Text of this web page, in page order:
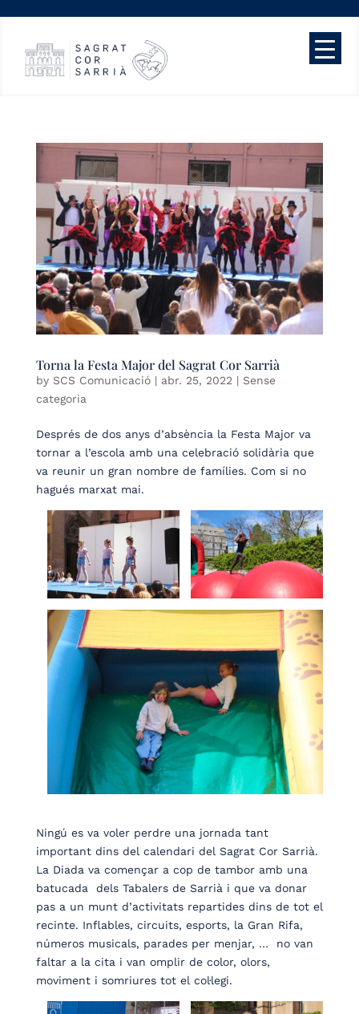
Torna la Festa Major del Sagrat Cor Sarrià
by SCS Comunicació| abr. 25, 2022 | Sense
categoria
Després de dos anys d’absència la Festa Major va
tornar a l’escola amb una celebració solidària que
va reunir un gran nombre de famílies. Com si no
hagués marxat mai.
Ningú es va voler perdre una jornada tant
important dins del calendari del Sagrat Cor Sarrià.
La Diada va començar a cop de tambor amb una
batucada dels Tabalers de Sarrià i que va donar
pas a un munt d’activitats repartides dins de tot el
recinte. Inflables, circuits, esports, la Gran Rifa,
números musicals, parades per menjar, … no van
faltar a la cita i van omplir de color, olors,
moviment i somriures tot el col·legi.